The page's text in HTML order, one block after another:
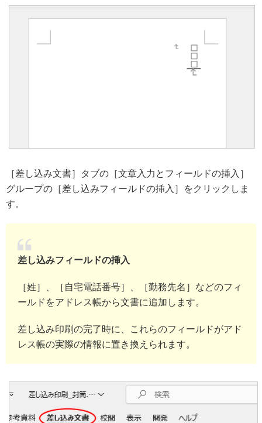
［差し込み文書］タブの［文章入力とフィールドの挿入］
グループの［差し込みフィールドの挿入］をクリックしま
す。
差し込みフィールドの挿入
［姓］、［自宅電話番号］、［勤務先名］などのフィ
ールドをアドレス帳から文書に追加します。
差し込み印刷の完了時に、これらのフィールドがアド
レス帳の実際の情報に置き換えられます。